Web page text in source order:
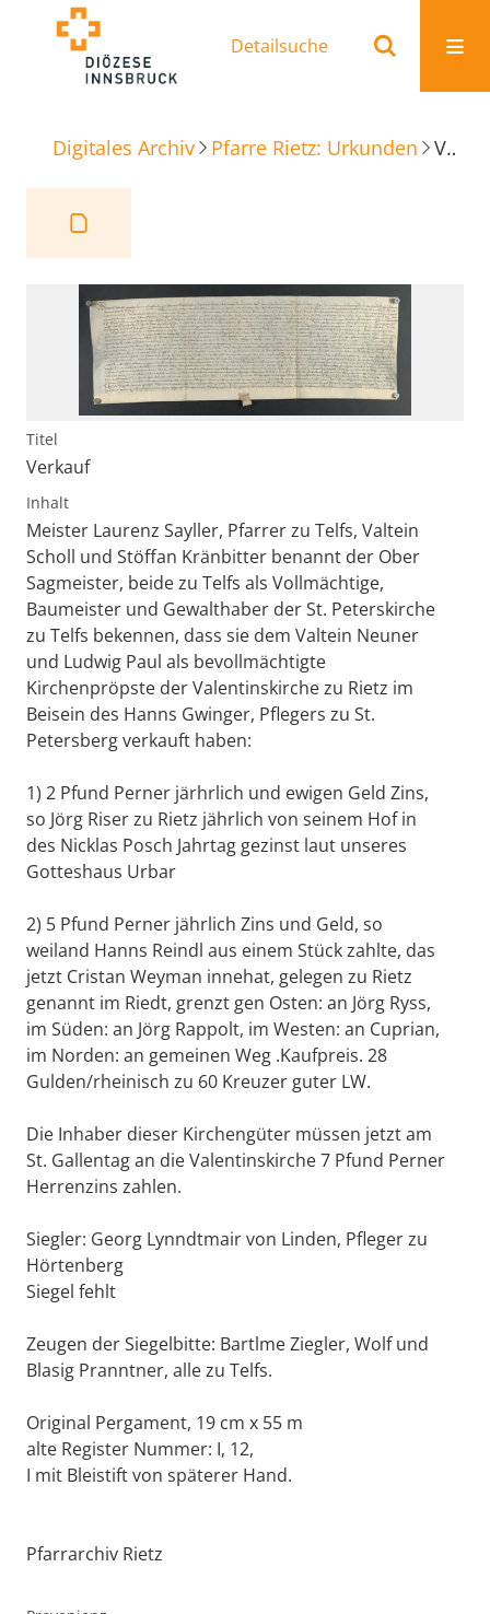
Detailsuche
Digitales Archiv Pfarre Rietz: Urkunden Verkauf
Titel
Verkauf
Inhalt
Meister Laurenz Sayller, Pfarrer zu Telfs, Valtein
Scholl und Stöffan Kränbitter benannt der Ober
Sagmeister, beide zu Telfs als Vollmächtige,
Baumeister und Gewalthaber der St. Peterskirche
zu Telfs bekennen, dass sie dem Valtein Neuner
und Ludwig Paul als bevollmächtigte
Kirchenpröpste der Valentinskirche zu Rietz im
Beisein des Hanns Gwinger, Pflegers zu St.
Petersberg verkauft haben:
1) 2 Pfund Perner järhrlich und ewigen Geld Zins,
so Jörg Riser zu Rietz jährlich von seinem Hof in
des Nicklas Posch Jahrtag gezinst laut unseres
Gotteshaus Urbar
2) 5 Pfund Perner jährlich Zins und Geld, so
weiland Hanns Reindl aus einem Stück zahlte, das
jetzt Cristan Weyman innehat, gelegen zu Rietz
genannt im Riedt, grenzt gen Osten: an Jörg Ryss,
im Süden: an Jörg Rappolt, im Westen: an Cuprian,
im Norden: an gemeinen Weg .Kaufpreis. 28
Gulden/rheinisch zu 60 Kreuzer guter LW.
Die Inhaber dieser Kirchengüter müssen jetzt am
St. Gallentag an die Valentinskirche 7 Pfund Perner
Herrenzins zahlen.
Siegler: Georg Lynndtmair von Linden, Pfleger zu
Hörtenberg
Siegel fehlt
Zeugen der Siegelbitte: Bartlme Ziegler, Wolf und
Blasig Pranntner, alle zu Telfs.
Original Pergament, 19 cm x 55 m
alte Register Nummer: I, 12,
I mit Bleistift von späterer Hand.
Pfarrarchiv Rietz